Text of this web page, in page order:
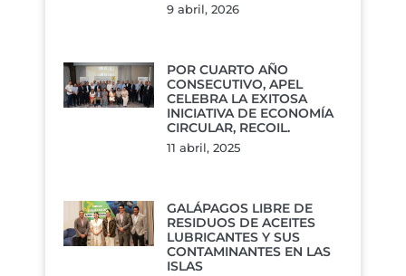
9 abril, 2026
POR CUARTO AÑO
CONSECUTIVO, APEL
CELEBRA LA EXITOSA
INICIATIVA DE ECONOMÍA
CIRCULAR, RECOIL.
11 abril, 2025
GALÁPAGOS LIBRE DE
RESIDUOS DE ACEITES
LUBRICANTES Y SUS
CONTAMINANTES EN LAS
ISLAS